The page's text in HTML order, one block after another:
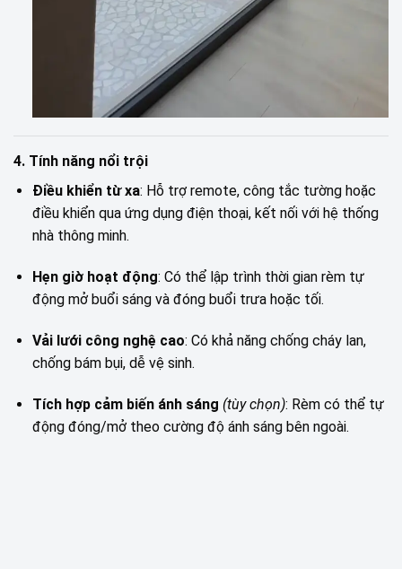
4. Tính năng nổi trội
Điều khiển từ xa: Hỗ trợ remote, công tắc tường hoặc
điều khiển qua ứng dụng điện thoại, kết nối với hệ thống
nhà thông minh.
Hẹn giờ hoạt động: Có thể lập trình thời gian rèm tự
động mở buổi sáng và đóng buổi trưa hoặc tối.
Vải lưới công nghệ cao: Có khả năng chống cháy lan,
chống bám bụi, dễ vệ sinh.
Tích hợp cảm biến ánh sáng (tùy chọn): Rèm có thể tự
động đóng/mở theo cường độ ánh sáng bên ngoài.